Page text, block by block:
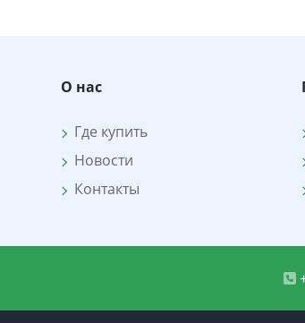
О нас
Где купить
Новости
Контакты